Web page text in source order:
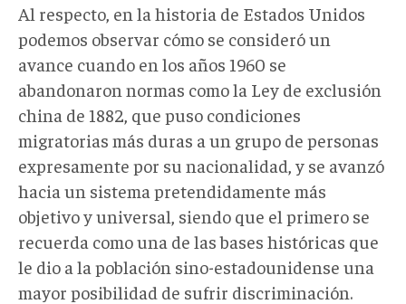
Al respecto, en la historia de Estados Unidos
podemos observar cómo se consideró un
avance cuando en los años 1960 se
abandonaron normas como la Ley de exclusión
china de 1882, que puso condiciones
migratorias más duras a un grupo de personas
expresamente por su nacionalidad, y se avanzó
hacia un sistema pretendidamente más
objetivo y universal, siendo que el primero se
recuerda como una de las bases históricas que
le dio a la población sino-estadounidense una
mayor posibilidad de sufrir discriminación.